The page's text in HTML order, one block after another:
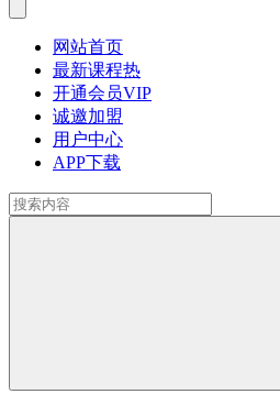
网站首页
最新课程热
开通会员VIP
诚邀加盟
用户中心
APP下载